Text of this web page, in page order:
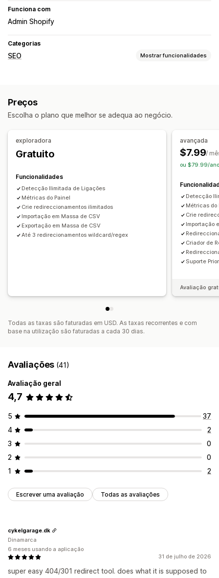
Funciona com
Admin Shopify
Categorias
SEO Mostrar funcionalidades
Edição em lote
Preços
Escolha o plano que melhor se adequa ao negócio.
exploradora
Gratuito
Funcionalidades
Detecção Ilimitada de Ligações
Métricas do Painel
Crie redireccionamentos ilimitados
Importação em Massa de CSV
Exportação em Massa de CSV
Até 3 redirecionamentos wildcard/regex
avançada
$7.99/
ou $79.99/
Detecção
Métricas do
Crie
Importação
Criador de
Suporte
Avaliação
Todas as taxas são faturadas em USD. As taxas recorrentes e com
base na utilização são faturadas a cada 30 dias.
Avaliações (41)
Avaliação geral
4,7
5
37
4
2
3
0
2
0
1
2
Escrever uma avaliação Todas as avaliações
31 de julho de 2026
super easy 404/301 redirect tool. does what it is supposed to
cykelgarage.dk
Dinamarca
6 meses usando a aplicação